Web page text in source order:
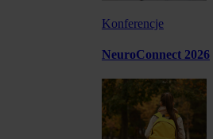
Konferencje
NeuroConnect 2026